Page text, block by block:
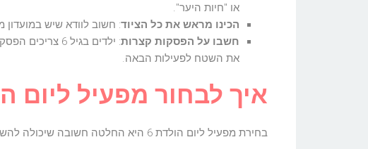
או "חיות היער".
הכינו מראש את כל הציוד: חשוב לוודא שיש במועדון
חשבו על הפסקות קצרות
: ילדים בגיל
את השטח לפעילות הבאה.
איך לבחור מפעיל ליום
בחירת מפעיל ליום הולדת 6 היא החלטה חשובה שיכולה להשפיע על כל האווירה של האירוע. הנה כמה נקודות שכדאי לקחת בחשבון: